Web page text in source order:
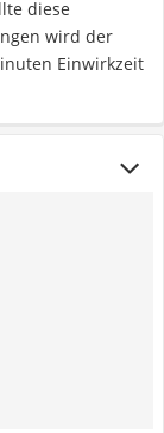
diese
wird der
Einwirkzeit